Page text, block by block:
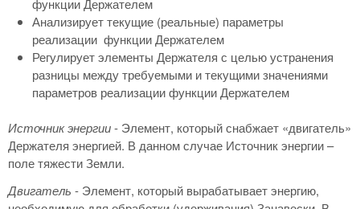
Анализирует текущие (реальные) параметры
реализации функции Держателем
Регулирует элементы Держателя с целью устранения
разницы между требуемыми и текущими значениями
параметров реализации функции Держателем
Источник энергии- Элемент, который снабжает «двигатель»
Держателя энергией. В данном случае Источник энергии –
поле тяжести Земли.
Двигатель - Элемент, который вырабатывает энергию,